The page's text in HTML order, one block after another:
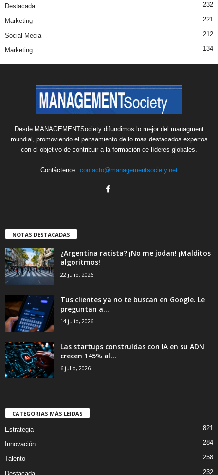
Destacada 232
Marketing 221
Social Media 212
Marketing 134
Desde MANAGEMENTSociety difundimos lo mejor del managment
mundial, promoviendo el pensamiento de lo mas destacados expertos
con el objetivo de contribuir a la formación de líderes globales.
Contáctenos: contacto@managementsociety.net
NOTAS DESTACADAS
¿Argentina racista? ¡No me jodan! ¡Malditos
algoritmos!
22 julio, 2026
Tus clientes ya no te buscan en Google. Le
preguntan a...
14 julio, 2026
Las startups construídas con IA en su ADN
crecen 145% al...
6 julio, 2026
CATEGORIAS MÁS LEIDAS
Estrategia 821
Innovación 284
Talento 258
Destacada 232